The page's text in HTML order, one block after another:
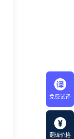
免费试译
翻译价格